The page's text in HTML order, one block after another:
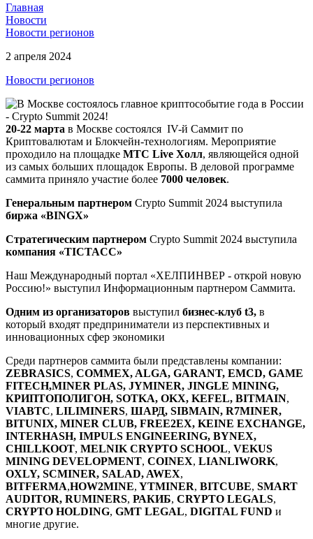
Главная
Новости
Новости регионов
2 апреля 2024
Новости регионов
20-22 марта в Москве состоялся IV-й Саммит по
Криптовалютам и Блокчейн-технологиям. Мероприятие
проходило на площадке МТС Live Холл, являющейся одной
из самых больших площадок Европы. В деловой программе
саммита приняло участие более 7000 человек.
Генеральным партнером Crypto Summit 2024 выступила
биржа «BINGX»
Стратегическим партнером Crypto Summit 2024 выступила
компания «TICTACC»
Наш Международный портал «ХЕЛПИНВЕР - открой новую
Россию!» выступил Информационным партнером Саммита.
Одним из организаторов выступил бизнес-клуб t3, в
который входят предприниматели из перспективных и
инновационных сфер экономики
Среди партнеров саммита были представлены компании:
ZEBRASICS, COMMEX, ALGA, GARANT, EMCD, GAME
FITECH,MINER PLAS, JYMINER, JINGLE MINING,
КРИПТОПОЛИГОН, SOTKA, OKX, KEFEL, BITMAIN,
VIABTC, LILIMINERS, ШАРД, SIBMAIN, R7MINER,
BITUNIX, MINER CLUB, FREE2EX, KEINE EXCHANGE,
INTERHASH, IMPULS ENGINEERING, BYNEX,
CHILLKOOT, MELNIK CRYPTO SCHOOL, VEKUS
MINING DEVELOPMENT, COINEX, LIANLIWORK,
OXLY, SCMINER, SALAD, AWEX,
BITFERMA,HOW2MINE, YTMINER, BITCUBE, SMART
AUDITOR, RUMINERS, РАКИБ, CRYPTO LEGALS,
CRYPTO HOLDING, GMT LEGAL, DIGITAL FUND и
многие другие.